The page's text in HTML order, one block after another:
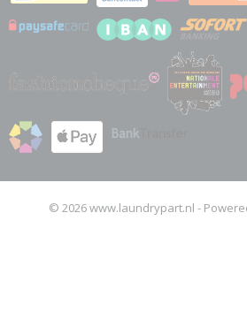
© 2026 www.laundrypart.nl -